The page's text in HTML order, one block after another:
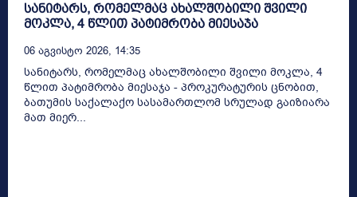
სანიტარს, რომელმაც ახალშობილი შვილი
მოკლა, 4 წლით პატიმრობა მიესაჯა
06 Აგვისტო 2026, 14:35
სანიტარს, რომელმაც ახალშობილი შვილი მოკლა, 4
წლით პატიმრობა მიესაჯა - პროკურატურის ცნობით,
ბათუმის საქალაქო სასამართლომ სრულად გაიზიარა
მათ მიერ...